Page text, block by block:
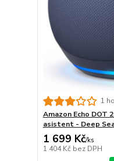
1
Amazon Echo DOT
asistent - Deep
1 699 Kč/ks
1 404 Kč bez DPH